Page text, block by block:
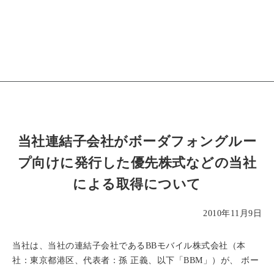
当社連結子会社がボーダフォングルー
プ向けに発行した優先株式などの当社
による取得について
2010年11月9日
当社は、当社の連結子会社であるBBモバイル株式会社（本
社：東京都港区、代表者：孫 正義、以下「BBM」）が、 ボー